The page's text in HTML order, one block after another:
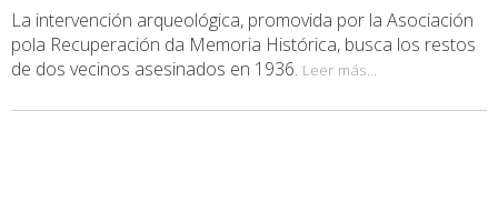
La intervención arqueológica, promovida por la Asociación
pola Recuperación da Memoria Histórica, busca los restos
de dos vecinos asesinados en 1936. Leer más...